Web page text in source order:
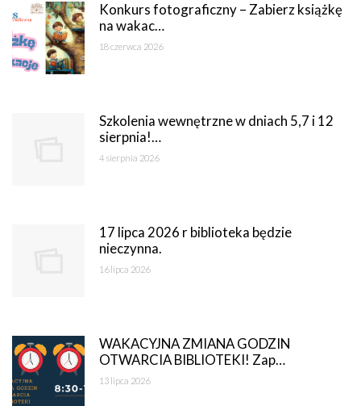
Konkurs fotograficzny – Zabierz książkę
na wakac…
18 czerwca 2026
Szkolenia wewnętrzne w dniach 5,7 i 12
sierpnia!…
4 sierpnia 2026
17 lipca 2026 r biblioteka będzie
nieczynna.
16 lipca 2026
WAKACYJNA ZMIANA GODZIN
OTWARCIA BIBLIOTEKI! Zap…
13 lipca 2026